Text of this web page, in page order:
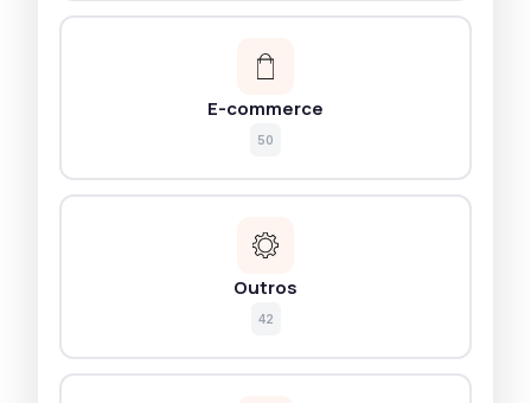
E-commerce
50
Outros
42